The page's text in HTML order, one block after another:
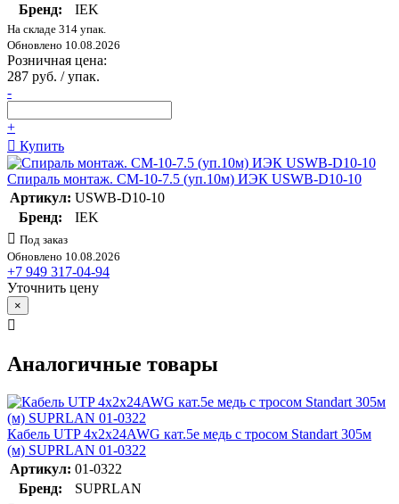
Бренд:
IEK
На складе 314 упак.
Обновлено 10.08.2026
Розничная цена:
287 руб. / упак.
-
+
Купить
Спираль монтаж. СМ-10-7.5 (уп.10м) ИЭК USWB-D10-10
Артикул: USWB-D10-10
Бренд:
IEK
Под заказ
Обновлено 10.08.2026
+7 949 317-04-94
Уточнить цену
×
Аналогичные товары
Кабель UTP 4х2х24AWG кат.5е медь с тросом Standart 305м
(м) SUPRLAN 01-0322
Артикул: 01-0322
Бренд:
SUPRLAN